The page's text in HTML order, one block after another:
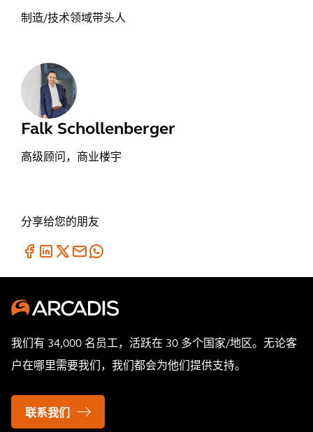
制造/技术领域带头人
Falk Schollenberger
高级顾问，商业楼宇
分享给您的朋友
我们有 34,000 名员工，活跃在 30 多个国家/地区。无论客
户在哪里需要我们，我们都会为他们提供支持。
联系我们